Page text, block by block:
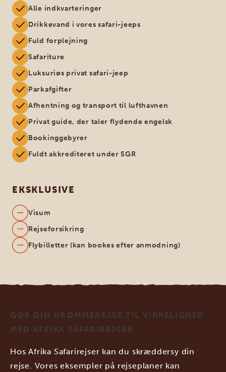
Alle indkvarteringer
Drikkevand i vores safari-jeeps
Fuld forplejning
Safariture
Luksuriøs privat safari-jeep
Parkafgifter
Afhentning og transport til lufthavnen
Privat guide, der taler flydende engelsk
Bookinggebyrer
Fuldt akkrediteret under SGR
EKSKLUSIVE
Visum
Rejseforsikring
Flybilletter (kan bookes efter anmodning)
GØR DIN DRØMMEREJSE TIL VIRKELIGHED
MED AFRIKA SAFARIREJSER
Hos Afrika Safarirejser kan du skræddersy din
rejse. Vores eksempler på rejseplaner kan